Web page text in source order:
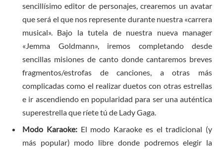
sencillísimo editor de personajes, crearemos un avatar
que será el que nos represente durante nuestra «carrera
musical». Bajo la tutela de nuestra nueva manager
«Jemma Goldmann», iremos completando desde
sencillas misiones de canto donde cantaremos breves
fragmentos/estrofas de canciones, a otras más
complicadas como el realizar duetos con otras estrellas
e ir ascendiendo en popularidad para ser una auténtica
superestrella que ríete tú de Lady Gaga.
Modo Karaoke: El modo Karaoke es el tradicional (y
más popular) modo libre donde podremos elegir la